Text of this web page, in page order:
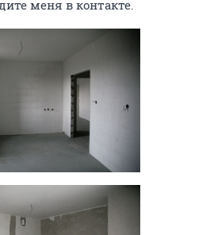
меня в контакте.